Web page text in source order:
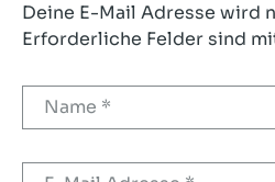
Deine E-Mail Adresse wird
Erforderliche Felder sind